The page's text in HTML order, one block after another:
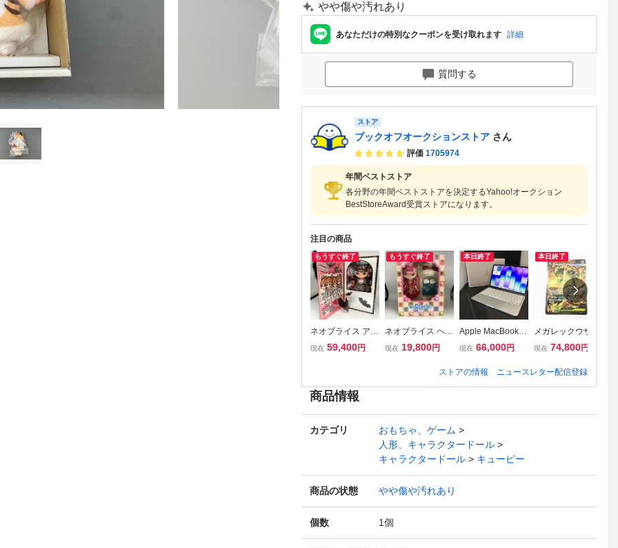
やや傷や汚れあり
あなただけの特別なクーポンを受け取れます 詳細
質問する
ストア
ブックオフオークションストア さん
評価 1705974
年間ベストストア
各分野の年間ベストストアを決定するYahoo!オークション
BestStoreAward受賞ストアになります。
注目の商品
もうすぐ終了
ネオブライス アル
ティメットツアー
現在 59,400円
もうすぐ終了
ネオブライス ヘブ
ンリーストロベリ
現在 19,800円
本日終了
Apple MacBook N
eo (13-inch) MHF
(▼ゆ06-11-03)
現在 66,000円
本日終了
メガレックウザex
(110/076) SAR ポ
ム
現在 74,800円
ストアの情報 ニュースレター配信登録
商品情報
カテゴリ
おもちゃ、ゲーム
人形、キャラクタードール
キャラクタードール
キューピー
商品の状態 やや傷や汚れあり
個数 1個